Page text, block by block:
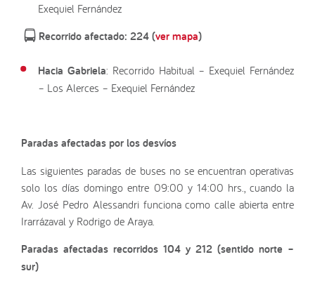
Exequiel Fernández
Recorrido afectado: 224 (ver mapa)
Hacia Gabriela: Recorrido Habitual – Exequiel Fernández
– Los Alerces – Exequiel Fernández
Paradas afectadas por los desvíos
Las siguientes paradas de buses no se encuentran operativas
solo los días domingo entre 09:00 y 14:00 hrs., cuando la
Av. José Pedro Alessandri funciona como calle abierta entre
Irarrázaval y Rodrigo de Araya.
Paradas afectadas recorridos 104 y 212 (sentido norte –
sur)